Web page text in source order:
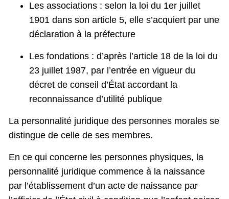
Les associations : selon la loi du 1er juillet
1901 dans son article 5, elle s’acquiert par une
déclaration à la préfecture
Les fondations : d’après l’article 18 de la loi du
23 juillet 1987, par l’entrée en vigueur du
décret de conseil d’État accordant la
reconnaissance d’utilité publique
La personnalité juridique des personnes morales se
distingue de celle de ses membres.
En ce qui concerne les personnes physiques, la
personnalité juridique commence à la naissance
par l’établissement d’un acte de naissance par